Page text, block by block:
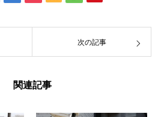
次の記事
関連記事